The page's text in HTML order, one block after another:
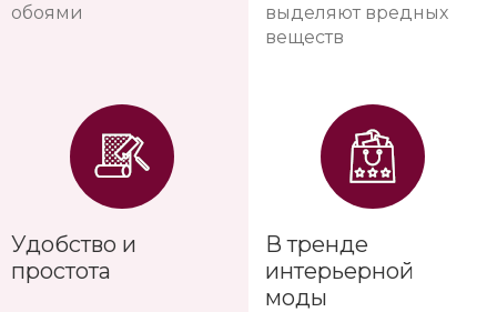
обоями
Удобство и
простота
выделяют вредных
веществ
В тренде
интерьерной
моды